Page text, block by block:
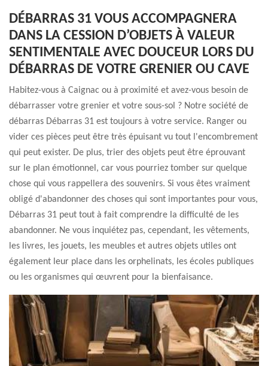
DÉBARRAS 31 VOUS ACCOMPAGNERA
DANS LA CESSION D’OBJETS À VALEUR
SENTIMENTALE AVEC DOUCEUR LORS DU
DÉBARRAS DE VOTRE GRENIER OU CAVE
Habitez-vous à Caignac ou à proximité et avez-vous besoin de
débarrasser votre grenier et votre sous-sol ? Notre société de
débarras Débarras 31 est toujours à votre service. Ranger ou
vider ces pièces peut être très épuisant vu tout l'encombrement
qui peut exister. De plus, trier des objets peut être éprouvant
sur le plan émotionnel, car vous pourriez tomber sur quelque
chose qui vous rappellera des souvenirs. Si vous êtes vraiment
obligé d'abandonner des choses qui sont importantes pour vous,
Débarras 31 peut tout à fait comprendre la difficulté de les
abandonner. Ne vous inquiétez pas, cependant, les vêtements,
les livres, les jouets, les meubles et autres objets utiles ont
également leur place dans les orphelinats, les écoles publiques
ou les organismes qui œuvrent pour la bienfaisance.